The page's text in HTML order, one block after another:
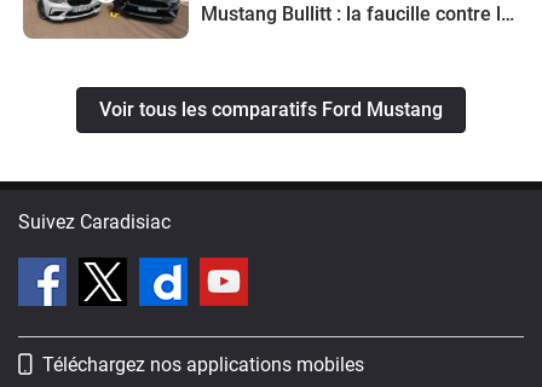
Mustang Bullitt : la faucille contre le
Voir tous les comparatifs Ford Mustang
Suivez Caradisiac
Téléchargez nos applications mobiles